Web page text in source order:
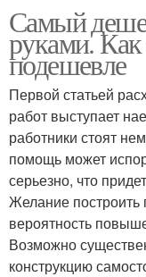
Самый
руками. Как
подешевле
Первой статьей
работ выступает
работники стоят
помощь может
серьезно, что
Желание построить
вероятность
Возможно
конструкцию